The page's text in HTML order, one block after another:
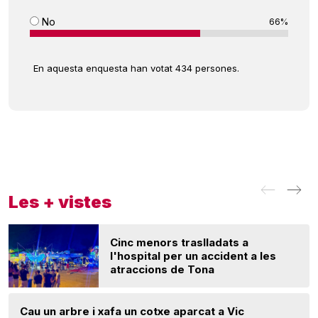
No 66%
En aquesta enquesta han votat 434 persones.
Les + vistes
Cinc menors traslladats a
l'hospital per un accident a les
atraccions de Tona
Cau un arbre i xafa un cotxe aparcat a Vic